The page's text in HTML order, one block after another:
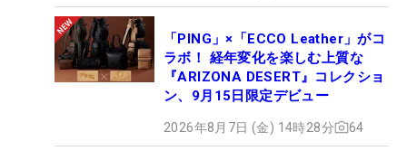
「PING」×「ECCO Leather」がコ
ラボ！ 経年変化を楽しむ上質な
『ARIZONA DESERT』コレクショ
ン、9月15日限定デビュー
2026年8月7日 (金) 14時28分 64